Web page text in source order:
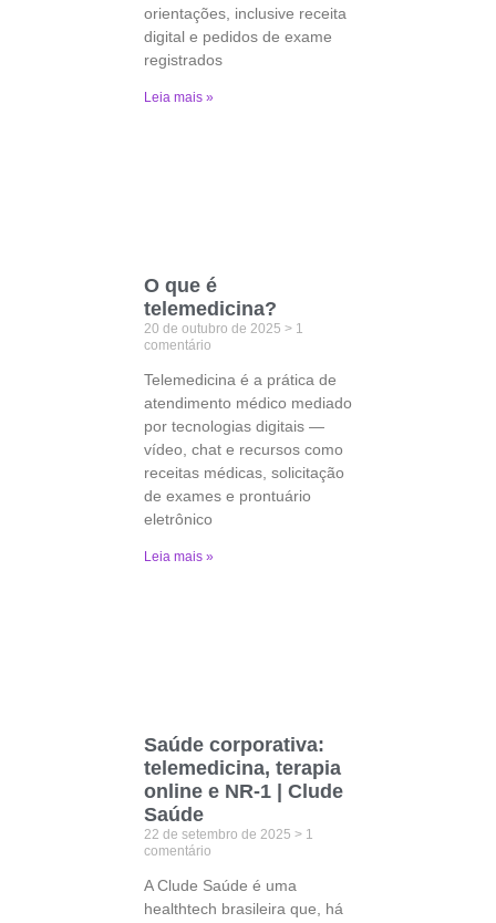
orientações, inclusive receita
digital e pedidos de exame
registrados
Leia mais »
O que é
telemedicina?
20 de outubro de 2025
1
comentário
Telemedicina é a prática de
atendimento médico mediado
por tecnologias digitais —
vídeo, chat e recursos como
receitas médicas, solicitação
de exames e prontuário
eletrônico
Leia mais »
Saúde corporativa:
telemedicina, terapia
online e NR-1 | Clude
Saúde
22 de setembro de 2025
1
comentário
A Clude Saúde é uma
healthtech brasileira que, há